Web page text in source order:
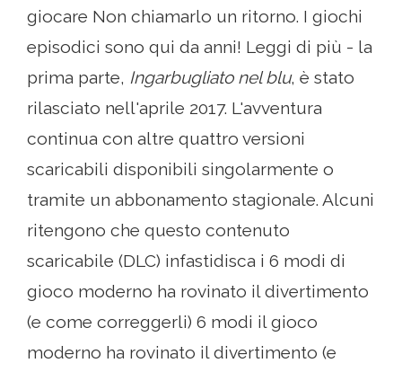
giocare Non chiamarlo un ritorno. I giochi
episodici sono qui da anni! Leggi di più - la
prima parte, Ingarbugliato nel blu, è stato
rilasciato nell'aprile 2017. L'avventura
continua con altre quattro versioni
scaricabili disponibili singolarmente o
tramite un abbonamento stagionale. Alcuni
ritengono che questo contenuto
scaricabile (DLC) infastidisca i 6 modi di
gioco moderno ha rovinato il divertimento
(e come correggerli) 6 modi il gioco
moderno ha rovinato il divertimento (e